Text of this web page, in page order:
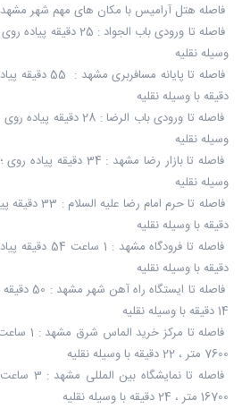
فاصله هتل آرامیس با مکان های مهم شهر مشهد
وسیله نقلیه
دقیقه با وسیله نقلیه
وسیله نقلیه
وسیله نقلیه
دقیقه با وسیله نقلیه
دقیقه با وسیله نقلیه
14 دقیقه با وسیله نقلیه
7600 متر ، 22 دقیقه با وسیله نقلیه
16700 متر ، 24 دقیقه با وسیله نقلیه